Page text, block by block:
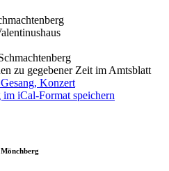
zu gegebener Zeit im Amtsblatt
Konzert
im iCal-Format speichern